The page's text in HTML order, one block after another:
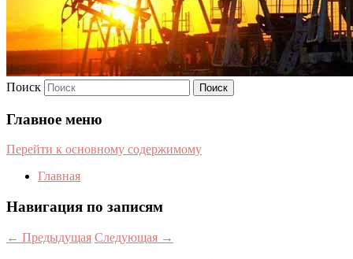
Поиск
Главное меню
Перейти к основному содержимому
Главная
Навигация по записям
← Предыдущая Следующая →